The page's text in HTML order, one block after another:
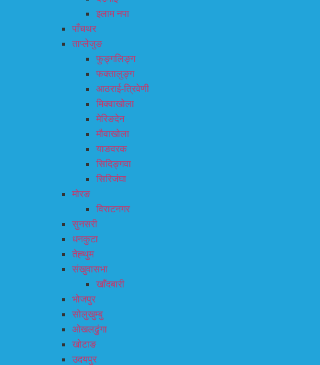
इलाम नपा
पाँचथर
ताप्लेजुङ
फुङ्गलिङ्ग
फक्तालुङ्ग
आठराई-त्रिवेणी
मिक्वाखोला
मेरिङदेन
मौवाखोला
याङवरक
सिदिङ्गवा
सिरिजंघा
मोरङ
विराटनगर
सुनसरी
धनकुटा
तेह्थुम
संखुवासभा
खाँदबारी
भोजपुर
सोलुखुम्बु
ओखलढुंगा
खोटाङ
उदयपुर